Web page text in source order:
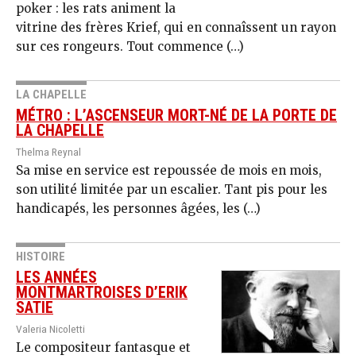
poker : les rats animent la
vitrine des frères Krief, qui en connaîssent un rayon
sur ces rongeurs. Tout commence (…)
LA CHAPELLE
MÉTRO : L’ASCENSEUR MORT-NÉ DE LA PORTE DE
LA CHAPELLE
Thelma Reynal
Sa mise en service est repoussée de mois en mois,
son utilité limitée par un escalier. Tant pis pour les
handicapés, les personnes âgées, les (…)
HISTOIRE
LES ANNÉES
MONTMARTROISES D’ERIK
SATIE
Valeria Nicoletti
Le compositeur fantasque et